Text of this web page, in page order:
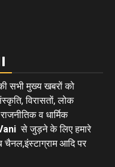
सभी मुख्य खबरों को
विरासतों, लोक
व धार्मिक
से जुड़ने के लिए हमारे
आदि पर